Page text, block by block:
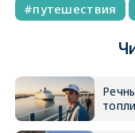
путешествия